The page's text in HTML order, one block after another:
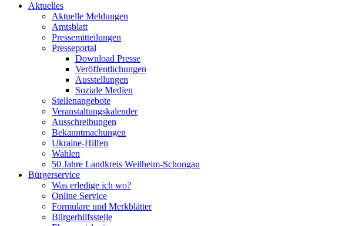
Aktuelles
Aktuelle Meldungen
Amtsblatt
Pressemitteilungen
Presseportal
Download Presse
Veröffentlichungen
Ausstellungen
Soziale Medien
Stellenangebote
Veranstaltungskalender
Ausschreibungen
Bekanntmachungen
Ukraine-Hilfen
Wahlen
50 Jahre Landkreis Weilheim-Schongau
Bürgerservice
Was erledige ich wo?
Online Service
Formulare und Merkblätter
Bürgerhilfsstelle